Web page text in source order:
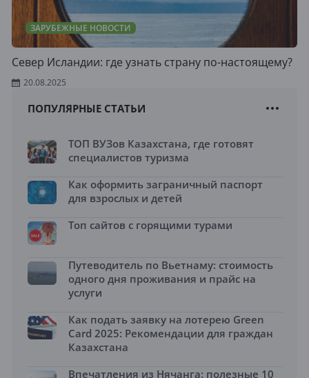
ЗАРУБЕЖНЫЕ НОВОСТИ
Север Исландии: где узнать страну по-настоящему?
20.08.2025
ПОПУЛЯРНЫЕ СТАТЬИ
ТОП ВУЗов Казахстана, где готовят
специалистов туризма
Как оформить заграничный паспорт
для взрослых и детей
Топ сайтов с горящими турами
Путеводитель по Вьетнаму: стоимость
одного дня проживания и прайс на
услуги
Как подать заявку на лотерею Green
Card 2025: Рекомендации для граждан
Казахстана
Впечатления из Нячанга: полезные 10